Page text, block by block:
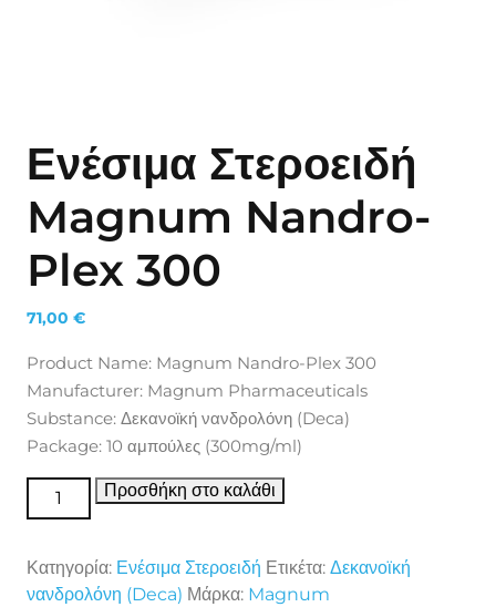
Ενέσιμα Στεροειδή
Magnum Nandro-
Plex 300
71,00 €
Product Name: Magnum Nandro-Plex 300
Manufacturer: Magnum Pharmaceuticals
Substance: Δεκανοϊκή νανδρολόνη (Deca)
Package: 10 αμπούλες (300mg/ml)
Ενέσιμα Στεροειδή Magnum Nandro-Plex 300
ποσότητα
Προσθήκη στο καλάθι
Κατηγορία: Ενέσιμα Στεροειδή Ετικέτα: Δεκανοϊκή
νανδρολόνη (Deca) Μάρκα: Magnum